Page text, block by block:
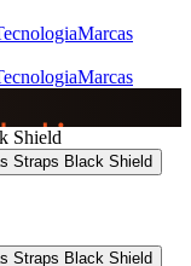
Marcas
Marcas
Shield